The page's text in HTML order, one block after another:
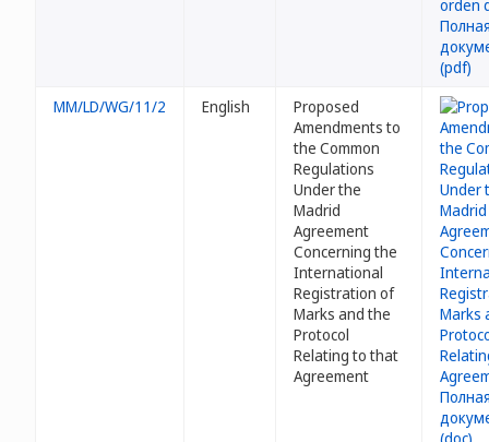
MM/LD/WG/11/2 English
Proposed
Amendments to
the Common
Regulations
Under the
Madrid
Agreement
Concerning the
International
Registration of
Marks and the
Protocol
Relating to that
Agreement